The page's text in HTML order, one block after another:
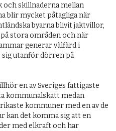
och skillnaderna mellan
blir mycket påtagliga när
byarna blivit jaktvillor,
stora områden och när
generar välfärd i
utanför dörren på
en av Sveriges fattigaste
kommunalskatt medan
kommuner med en av de
kan det komma sig att en
med elkraft och har